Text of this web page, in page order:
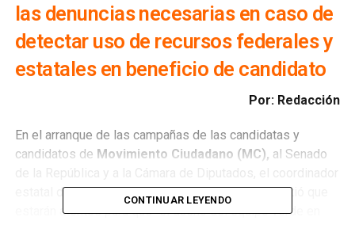
las denuncias necesarias en caso de
detectar uso de recursos federales y
estatales en beneficio de candidato
Por: Redacción
En el arranque de las campañas de las candidatas y
candidatos de Movimiento Ciudadano (MC), al Senado
estatal de ese partido, Marco Gama Basarte, advirtió que
estarán atentos para que “el dueño del equipo verde en
CONTINUAR LEYENDO